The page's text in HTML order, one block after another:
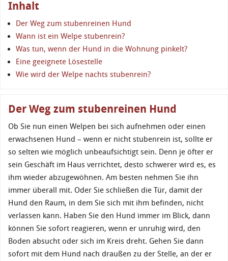
Inhalt
Der Weg zum stubenreinen Hund
Wann ist ein Welpe stubenrein?
Was tun, wenn der Hund in die Wohnung pinkelt?
Eine geeignete Lösestelle
Wie wird der Welpe nachts stubenrein?
Der Weg zum stubenreinen Hund
Ob Sie nun einen Welpen bei sich aufnehmen oder einen
erwachsenen Hund – wenn er nicht stubenrein ist, sollte er
so selten wie möglich unbeaufsichtigt sein. Denn je öfter er
sein Geschäft im Haus verrichtet, desto schwerer wird es, es
ihm wieder abzugewöhnen. Am besten nehmen Sie ihn
immer überall mit. Oder Sie schließen die Tür, damit der
Hund den Raum, in dem Sie sich mit ihm befinden, nicht
verlassen kann. Haben Sie den Hund immer im Blick, dann
können Sie sofort reagieren, wenn er unruhig wird, den
Boden absucht oder sich im Kreis dreht. Gehen Sie dann
sofort mit dem Hund nach draußen zu der Stelle, an der er